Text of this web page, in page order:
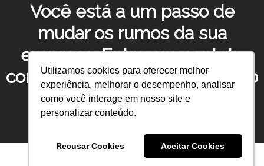
Utilizamos cookies para oferecer melhor
experiência, melhorar o desempenho, analisar
como você interage em nosso site e
personalizar conteúdo.
Recusar Cookies Aceitar Cookies
Você está a um passo de
mudar os rumos da sua
empresa. Entre em contato
conosco para conhecer o plano
de PR perfeito para a sua
empresa!